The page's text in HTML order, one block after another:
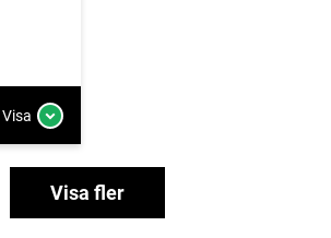
Visa
Visa fler